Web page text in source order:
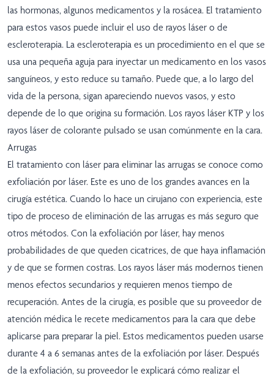
las hormonas, algunos medicamentos y la rosácea. El tratamiento
para estos vasos puede incluir el uso de rayos láser o de
escleroterapia. La escleroterapia es un procedimiento en el que se
usa una pequeña aguja para inyectar un medicamento en los vasos
sanguíneos, y esto reduce su tamaño. Puede que, a lo largo del
vida de la persona, sigan apareciendo nuevos vasos, y esto
depende de lo que origina su formación. Los rayos láser KTP y los
rayos láser de colorante pulsado se usan comúnmente en la cara.
Arrugas
El tratamiento con láser para eliminar las arrugas se conoce como
exfoliación por láser. Este es uno de los grandes avances en la
cirugía estética. Cuando lo hace un cirujano con experiencia, este
tipo de proceso de eliminación de las arrugas es más seguro que
otros métodos. Con la exfoliación por láser, hay menos
probabilidades de que queden cicatrices, de que haya inflamación
y de que se formen costras. Los rayos láser más modernos tienen
menos efectos secundarios y requieren menos tiempo de
recuperación. Antes de la cirugía, es posible que su proveedor de
atención médica le recete medicamentos para la cara que debe
aplicarse para preparar la piel. Estos medicamentos pueden usarse
durante 4 a 6 semanas antes de la exfoliación por láser. Después
de la exfoliación, su proveedor le explicará cómo realizar el